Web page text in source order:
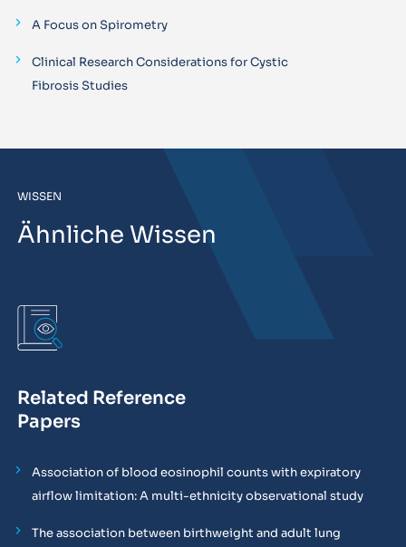
A Focus on Spirometry
Clinical Research Considerations for Cystic
Fibrosis Studies
WISSEN
Ähnliche Wissen
Related Reference
Papers
Association of blood eosinophil counts with expiratory
airflow limitation: A multi-ethnicity observational study
The association between birthweight and adult lung